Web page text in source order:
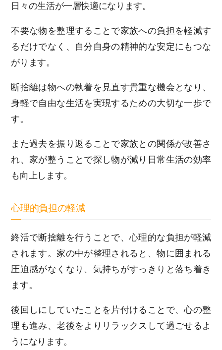
日々の生活が一層快適になります。
不要な物を整理することで家族への負担を軽減す
るだけでなく、自分自身の精神的な安定にもつな
がります。
断捨離は物への執着を見直す貴重な機会となり、
身軽で自由な生活を実現するための大切な一歩で
す。
また過去を振り返ることで家族との関係が改善さ
れ、家が整うことで探し物が減り日常生活の効率
も向上します。
心理的負担の軽減
終活で断捨離を行うことで、心理的な負担が軽減
されます。家の中が整理されると、物に囲まれる
圧迫感がなくなり、気持ちがすっきりと落ち着き
ます。
後回しにしていたことを片付けることで、心の整
理も進み、老後をよりリラックスして過ごせるよ
うになります。